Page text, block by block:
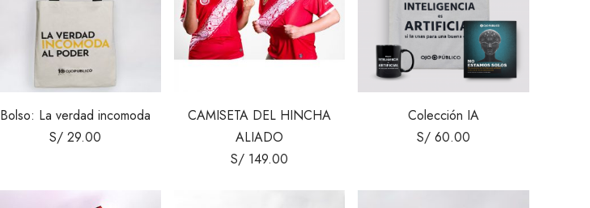
Bolso: La verdad incomoda
S/ 29.00
CAMISETA DEL HINCHA
ALIADO
S/ 149.00
Colección IA
S/ 60.00